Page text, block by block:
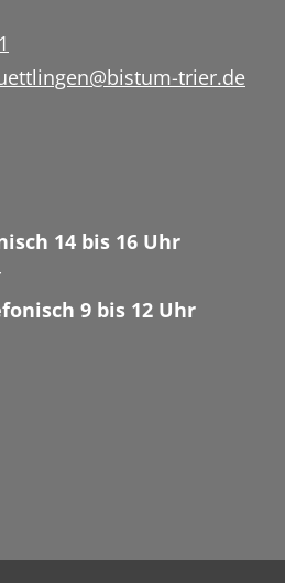
trier.de
14 bis 16 Uhr
9 bis 12 Uhr